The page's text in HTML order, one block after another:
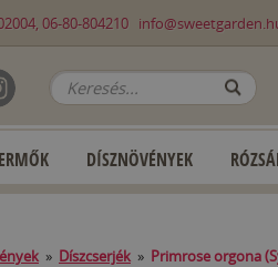
06-80-804210
DÍSZNÖVÉNYEK
» Díszcserjék » Primrose orgona